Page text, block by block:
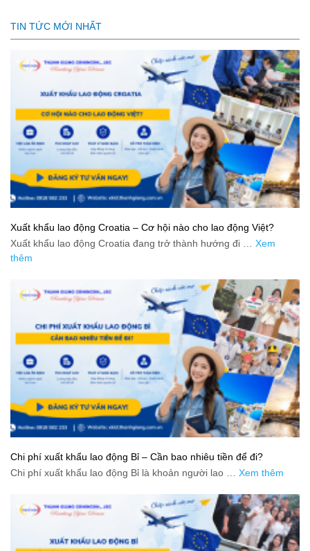
TIN TỨC MỚI NHẤT
Xuất khẩu lao động Croatia – Cơ hội nào cho lao động Việt?
Xuất khẩu lao động Croatia đang trở thành hướng đi … Xem
thêm
Chi phí xuất khẩu lao động Bỉ – Cần bao nhiêu tiền để đi?
Chi phí xuất khẩu lao động Bỉ là khoản người lao … Xem thêm